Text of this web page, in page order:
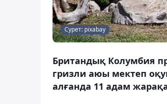
Сурет: pixabay
Британдық Колумбия
гризли аюы мектеп
алғанда 11 адам